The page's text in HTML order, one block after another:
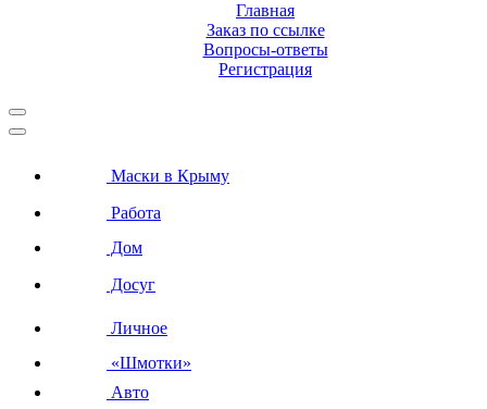
Главная
Заказ по ссылке
Вопросы-ответы
Регистрация
Маски в Крыму
Работа
Дом
Досуг
Личное
«Шмотки»
Авто